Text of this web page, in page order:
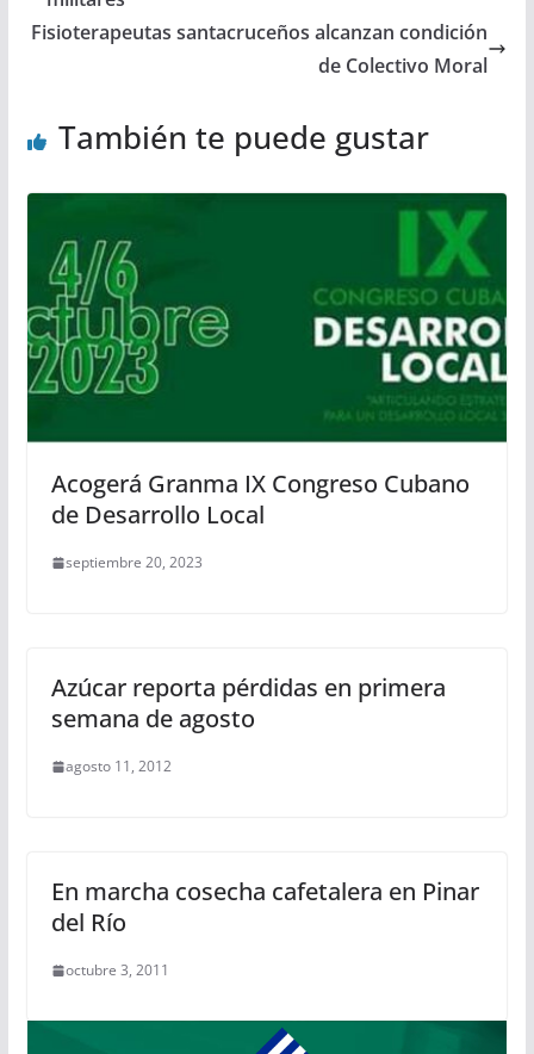
Fisioterapeutas santacruceños alcanzan condición
de Colectivo Moral
También te puede gustar
Acogerá Granma IX Congreso Cubano
de Desarrollo Local
septiembre 20, 2023
Azúcar reporta pérdidas en primera
semana de agosto
agosto 11, 2012
En marcha cosecha cafetalera en Pinar
del Río
octubre 3, 2011